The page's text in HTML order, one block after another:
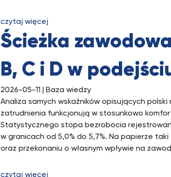
czytaj więcej
Ścieżka
B, C i D w
2026-05-11
| Baza wiedzy
Analiza samych wskaźników opisujących
zatrudnienia funkcjonują w stosunkowo
Statystycznego stopa bezrobocia
w granicach od 5,0% do 5,7%. Na papierze
oraz przekonaniu o własnym wpływie na
czytaj więcej